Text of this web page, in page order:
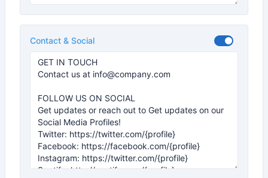
Contact & Social